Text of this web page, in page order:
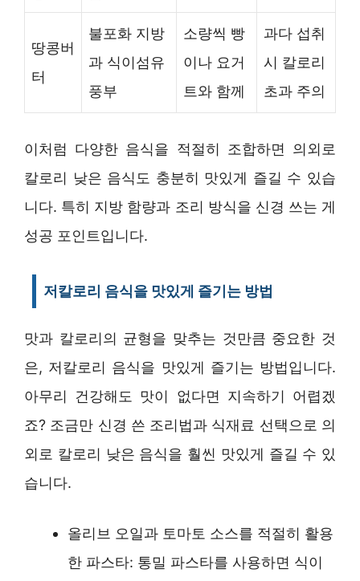
땅콩버
터
불포화 지방
과 식이섬유
풍부
소량씩 빵
이나 요거
트와 함께
과다 섭취
시 칼로리
초과 주의
이처럼 다양한 음식을 적절히 조합하면 의외로
칼로리 낮은 음식도 충분히 맛있게 즐길 수 있습
니다. 특히 지방 함량과 조리 방식을 신경 쓰는 게
성공 포인트입니다.
저칼로리 음식을 맛있게 즐기는 방법
맛과 칼로리의 균형을 맞추는 것만큼 중요한 것
은, 저칼로리 음식을 맛있게 즐기는 방법입니다.
아무리 건강해도 맛이 없다면 지속하기 어렵겠
죠? 조금만 신경 쓴 조리법과 식재료 선택으로 의
외로 칼로리 낮은 음식을 훨씬 맛있게 즐길 수 있
습니다.
올리브 오일과 토마토 소스를 적절히 활용
한 파스타: 통밀 파스타를 사용하면 식이